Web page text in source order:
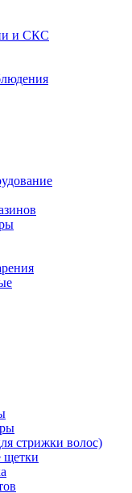
и СКС
стрижки волос)
щетки